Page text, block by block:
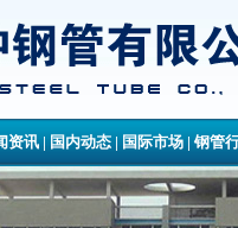
资讯| 国内动态| 国际市场| 钢管